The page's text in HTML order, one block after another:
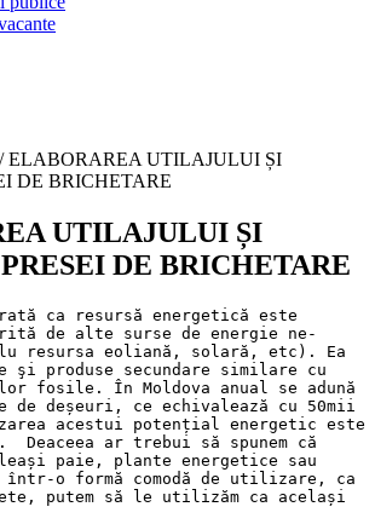
/ELABORAREA UTILAJULUI ȘI
DE BRICHETARE
UTILAJULUI ȘI
DE BRICHETARE
ca resursă energetică este
de alte surse de energie ne-
resursa eoliană, solară, etc). Ea
şi produse secundare similare cu
fosile. În Moldova anual se adună
de deșeuri, ce echivalează cu 50mii
acestui potențial energetic este
Deaceea ar trebui să spunem că
paie, plante energetice sau
într-o formă comodă de utilizare, ca
putem să le utilizăm ca același